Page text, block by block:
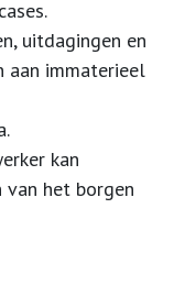
uitdagingen en
aan immaterieel
kan
van het borgen